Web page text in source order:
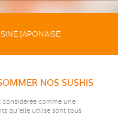
JAPONAISE
NOS SUSHIS
comme une
qu’elle utilise sont tous